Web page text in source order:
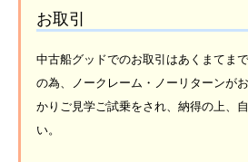
お取引
中古船グッドでのお取引はあくまてま
の為、ノークレーム・ノーリターンが
かりご見学ご試乗をされ、納得の上、
い。